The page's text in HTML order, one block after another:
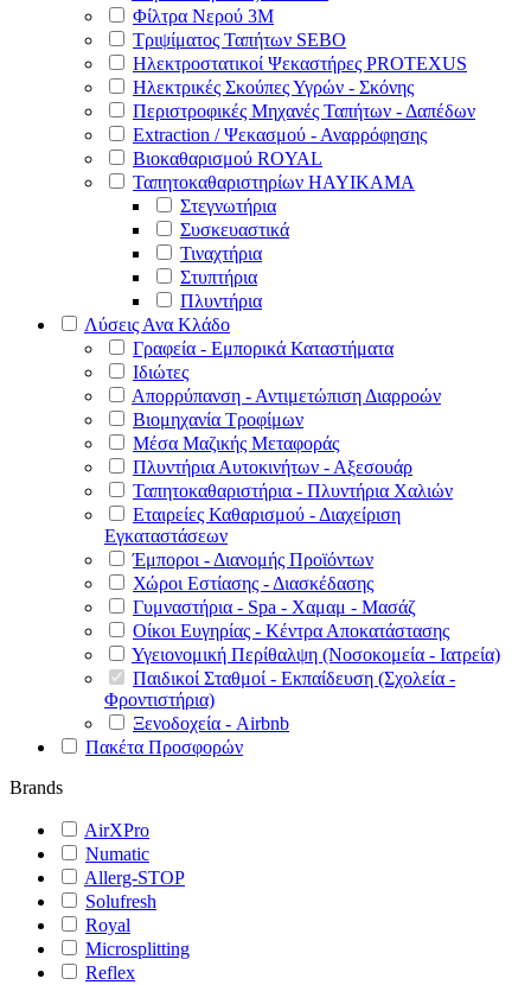
Φίλτρα Νερού 3M
Τριψίματος Ταπήτων SEBO
Ηλεκτροστατικοί Ψεκαστήρες PROTEXUS
Ηλεκτρικές Σκούπες Υγρών - Σκόνης
Περιστροφικές Μηχανές Ταπήτων - Δαπέδων
Extraction / Ψεκασμού - Αναρρόφησης
Βιοκαθαρισμού ROYAL
Ταπητοκαθαριστηρίων HAYIKAMA
Στεγνωτήρια
Συσκευαστικά
Τιναχτήρια
Στυπτήρια
Πλυντήρια
Λύσεις Ανα Κλάδο
Γραφεία - Εμπορικά Καταστήματα
Ιδιώτες
Απορρύπανση - Αντιμετώπιση Διαρροών
Βιομηχανία Τροφίμων
Μέσα Μαζικής Μεταφοράς
Πλυντήρια Αυτοκινήτων - Αξεσουάρ
Ταπητοκαθαριστήρια - Πλυντήρια Χαλιών
Εταιρείες Καθαρισμού - Διαχείριση
Εγκαταστάσεων
Έμποροι - Διανομής Προϊόντων
Χώροι Εστίασης - Διασκέδασης
Γυμναστήρια - Spa - Χαμαμ - Μασάζ
Οίκοι Ευγηρίας - Κέντρα Αποκατάστασης
Υγειονομική Περίθαλψη (Νοσοκομεία - Ιατρεία)
Παιδικοί Σταθμοί - Εκπαίδευση (Σχολεία -
Φροντιστήρια)
Ξενοδοχεία - Airbnb
Πακέτα Προσφορών
Brands
AirXPro
Numatic
Allerg-STOP
Solufresh
Royal
Microsplitting
Reflex